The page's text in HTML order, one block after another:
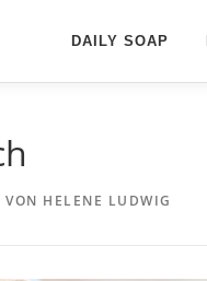
DAILY SOAP
VON HELENE LUDWIG